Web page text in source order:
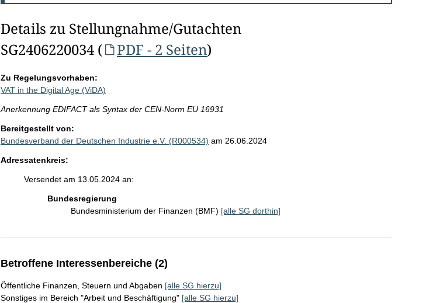
Details zu Stellungnahme/Gutachten
SG2406220034 (
PDF - 2 Seiten)
Zu Regelungsvorhaben:
VAT in the Digital Age (ViDA)
Anerkennung EDIFACT als Syntax der CEN-Norm EU 16931
Bereitgestellt von:
Bundesverband der Deutschen Industrie e.V. (R000534) am 26.06.2024
Adressatenkreis:
Versendet am 13.05.2024 an:
Bundesregierung
Bundesministerium der Finanzen (BMF) [alle SG dorthin]
Betroffene Interessenbereiche (2)
Öffentliche Finanzen, Steuern und Abgaben [alle SG hierzu]
Sonstiges im Bereich "Arbeit und Beschäftigung" [alle SG hierzu]